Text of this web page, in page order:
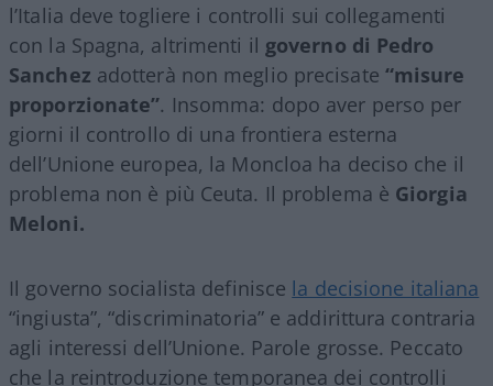
l’Italia deve togliere i controlli sui collegamenti
con la Spagna, altrimenti il governo di Pedro
Sanchez adotterà non meglio precisate “misure
proporzionate”. Insomma: dopo aver perso per
giorni il controllo di una frontiera esterna
dell’Unione europea, la Moncloa ha deciso che il
problema non è più Ceuta. Il problema è Giorgia
Meloni.
Il governo socialista definisce la decisione italiana
“ingiusta”, “discriminatoria” e addirittura contraria
agli interessi dell’Unione. Parole grosse. Peccato
che la reintroduzione temporanea dei controlli